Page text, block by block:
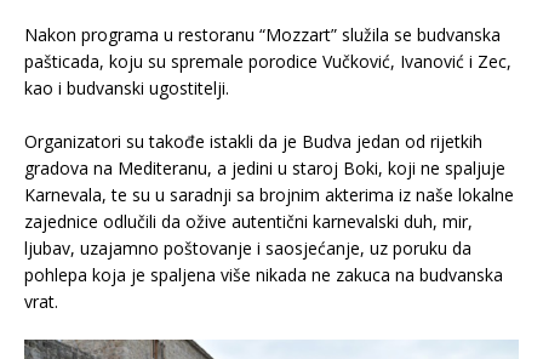
Nakon programa u restoranu “Mozzart” služila se budvanska
pašticada, koju su spremale porodice Vučković, Ivanović i Zec,
kao i budvanski ugostitelji.
Organizatori su takođe istakli da je Budva jedan od rijetkih
gradova na Mediteranu, a jedini u staroj Boki, koji ne spaljuje
Karnevala, te su u saradnji sa brojnim akterima iz naše lokalne
zajednice odlučili da ožive autentični karnevalski duh, mir,
ljubav, uzajamno poštovanje i saosjećanje, uz poruku da
pohlepa koja je spaljena više nikada ne zakuca na budvanska
vrat.